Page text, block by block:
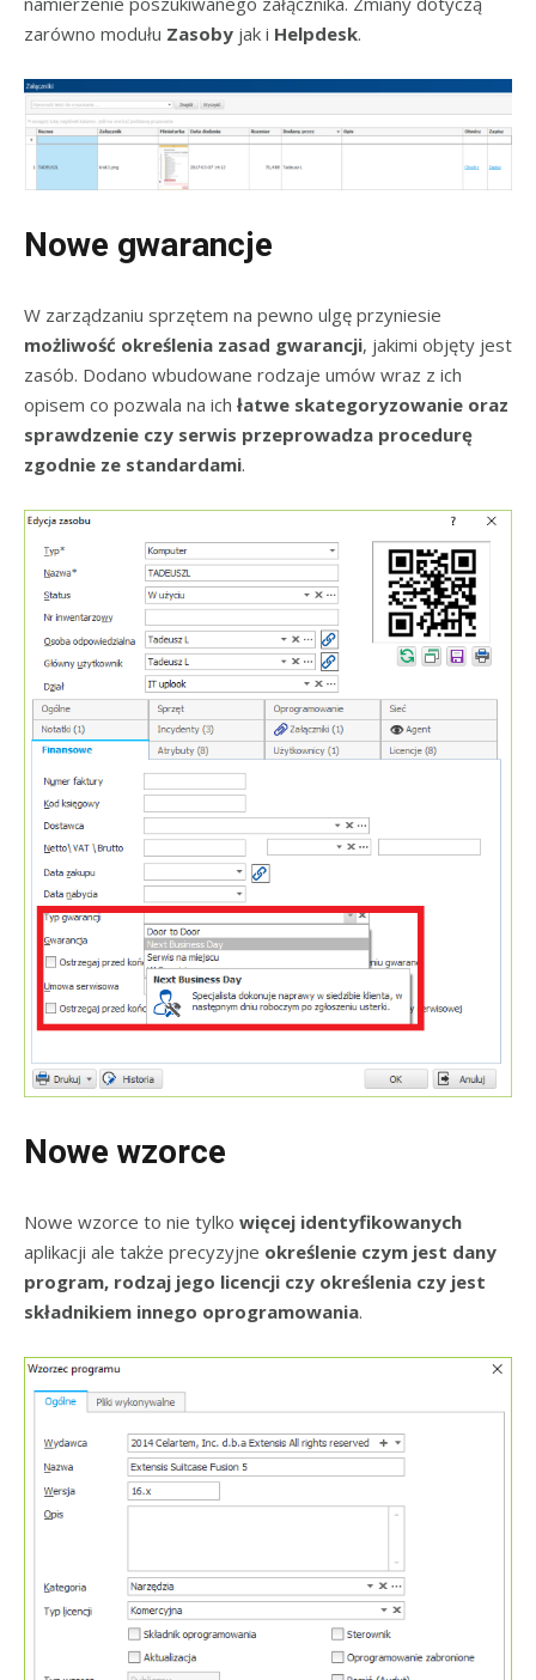
zarówno modułu Zasoby jak i Helpdesk.
Nowe gwarancje
W zarządzaniu sprzętem na pewno ulgę przyniesie
możliwość określenia zasad gwarancji, jakimi objęty jest
zasób. Dodano wbudowane rodzaje umów wraz z ich
opisem co pozwala na ich łatwe skategoryzowanie oraz
sprawdzenie czy serwis przeprowadza procedurę
zgodnie ze standardami.
Nowe wzorce
Nowe wzorce to nie tylko więcej identyfikowanych
aplikacji ale także precyzyjne określenie czym jest dany
program, rodzaj jego licencji czy określenia czy jest
składnikiem innego oprogramowania.